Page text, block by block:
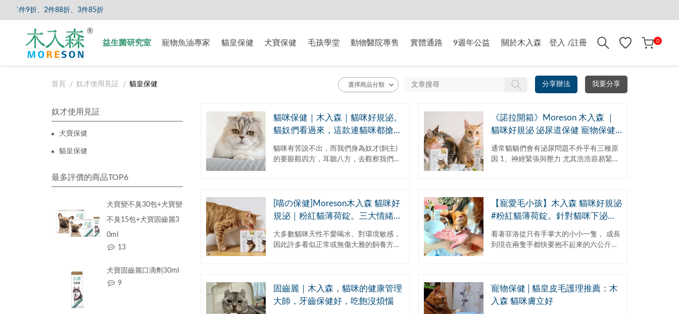
9折、2件88折、3件85折
益生菌研究室 寵物魚油專家 貓皇保健 犬寶保健 毛孩學堂 動物醫院專售 實體通路 9週年公益 關於木入森 登入 /註冊 0
首頁 奴才使用見証 貓皇保健 分享辦法 我要分享
奴才使用見証
犬寶保健
貓皇保健
最多評價的商品TOP6
犬寶變不臭30包+犬寶變
不臭15包+犬寶固齒麗3
0ml
13
犬寶固齒麗口滴劑30ml
9
貓咪保健｜木入森｜貓咪好規泌。
貓奴們看過來，這款連貓咪都搶著
要吃的泌尿保健食品，專為貓咪泌
尿道健康設計的日常保健品
貓咪有苦說不出，而我們身為奴才(飼主)
的要眼觀四方，耳聽八方，去觀察我們的
《諾拉開箱》Moreson 木入森 ｜
貓咪好規泌 泌尿道保健 寵物保健
粉紅貓薄荷錠 適口性佳 吳慷仁 代
言
通常貓貓們會有泌尿問題不外乎有三種原
因 1、神經緊張與壓力 尤其浩浩容易緊
[喵の保健]Moreson木入森 貓咪好
規泌｜粉紅貓薄荷錠。三大情緒紓
緩因子。全面針對貓咪下泌尿道困
擾#全新包裝 #成分升級
大多數貓咪天性不愛喝水、對環境敏感，
因此許多看似正常或無傷大雅的飼養方式
【寵愛毛小孩】木入森 貓咪好規泌
#粉紅貓薄荷錠。針對貓咪下泌尿
道問題，讓牠幸福放鬆陪伴我們每
一天
看著菲洛從只有手掌大的小小一隻， 成長
到現在兩隻手都快要抱不起來的六公斤，
固齒麗｜木入森，貓咪的健康管理
大師，牙齒保健好，吃飽沒煩惱
寵物保健│貓皇皮毛護理推薦：木
入森 貓咪膚立好